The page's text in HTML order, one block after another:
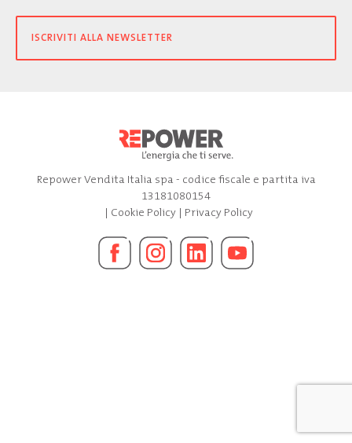
ISCRIVITI ALLA NEWSLETTER
Repower Vendita Italia spa - codice fiscale e partita iva
13181080154
| Cookie Policy| Privacy Policy